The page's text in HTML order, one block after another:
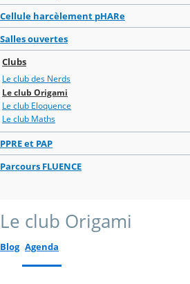
Cellule harcèlement pHARe
Salles ouvertes
Clubs
Le club des Nerds
Le club Origami
Le club Eloquence
Le club Maths
PPRE et PAP
Parcours FLUENCE
Le club Origami
Blog Agenda